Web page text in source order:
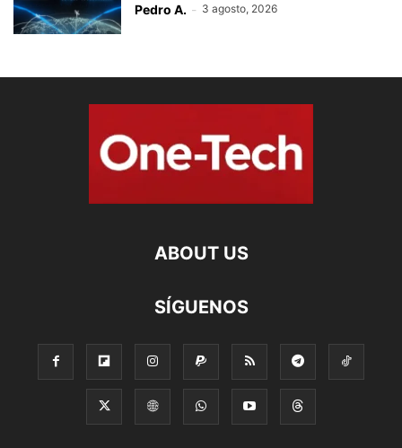
Pedro A. - 3 agosto, 2026
ABOUT US
SÍGUENOS